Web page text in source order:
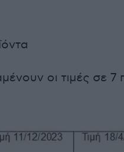
οι τιμές σε 7